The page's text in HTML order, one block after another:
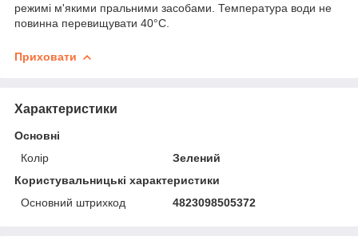
режимі м'якими пральними засобами. Температура води не
повинна перевищувати 40°С.
Приховати
Характеристики
Основні
Колір
Зелений
Користувальницькі характеристики
Основний штрихкод
4823098505372